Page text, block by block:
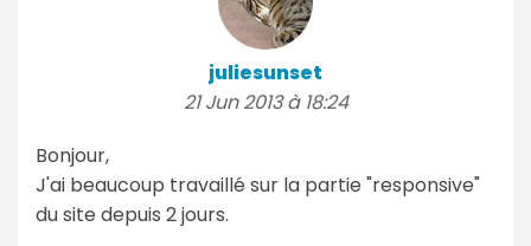
juliesunset
21 Jun 2013 à 18:24
Bonjour,
J'ai beaucoup travaillé sur la partie "responsive"
du site depuis 2 jours.